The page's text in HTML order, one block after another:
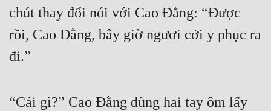
chút thay đổi nói với Cao Đằng: “Được
rồi, Cao Đằng, bây giờ ngươi cởi y phục ra
đi.”
“Cái gì?” Cao Đằng dùng hai tay ôm lấy